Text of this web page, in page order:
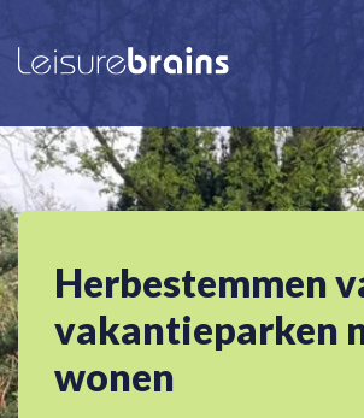
Herbestemmen
vakantieparken
wonen